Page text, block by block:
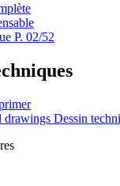
P. 02/52
Dessin